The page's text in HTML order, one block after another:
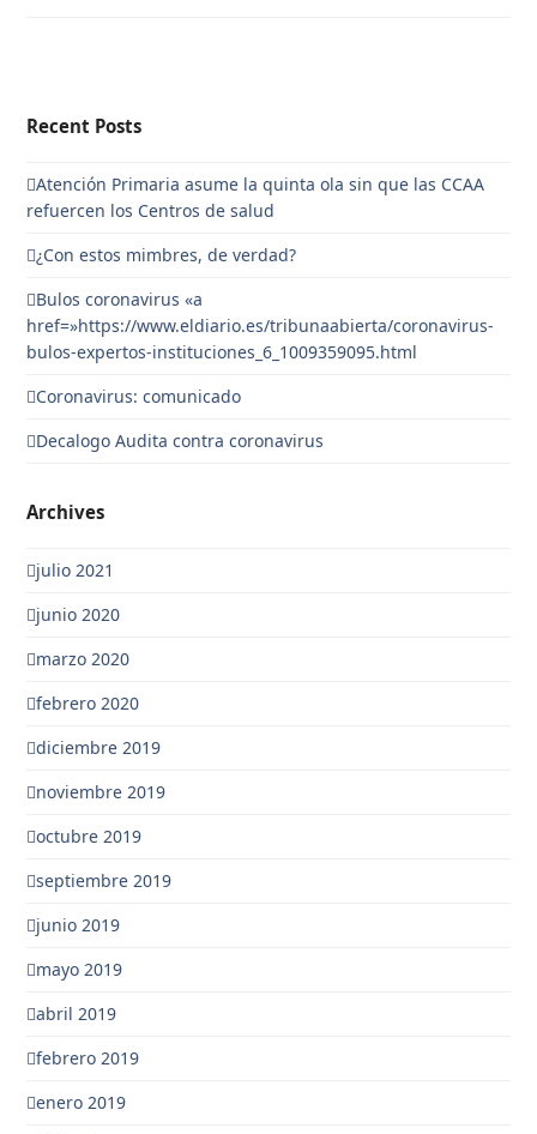
Recent Posts
Atención Primaria asume la quinta ola sin que las CCAA
refuercen los Centros de salud
¿Con estos mimbres, de verdad?
Bulos coronavirus «a
href=»https://www.eldiario.es/tribunaabierta/coronavirus-
bulos-expertos-instituciones_6_1009359095.html
Coronavirus: comunicado
Decalogo Audita contra coronavirus
Archives
julio 2021
junio 2020
marzo 2020
febrero 2020
diciembre 2019
noviembre 2019
octubre 2019
septiembre 2019
junio 2019
mayo 2019
abril 2019
febrero 2019
enero 2019